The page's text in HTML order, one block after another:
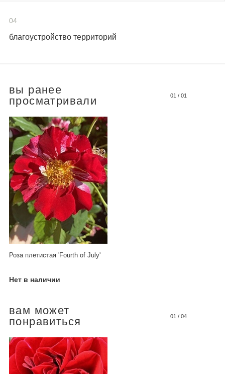
04
благоустройство территорий
вы ранее
просматривали
01 / 01
Роза плетистая 'Fourth of July'
Нет в наличии
вам может
понравиться
01 / 04